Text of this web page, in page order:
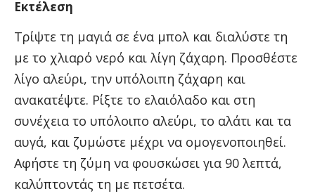
Εκτέλεση
Τρίψτε τη μαγιά σε ένα μπολ και διαλύστε τη
με το χλιαρό νερό και λίγη ζάχαρη. Προσθέστε
λίγο αλεύρι, την υπόλοιπη ζάχαρη και
ανακατέψτε. Ρίξτε το ελαιόλαδο και στη
συνέχεια το υπόλοιπο αλεύρι, το αλάτι και τα
αυγά, και ζυμώστε μέχρι να ομογενοποιηθεί.
Αφήστε τη ζύμη να φουσκώσει για 90 λεπτά,
καλύπτοντάς τη με πετσέτα.